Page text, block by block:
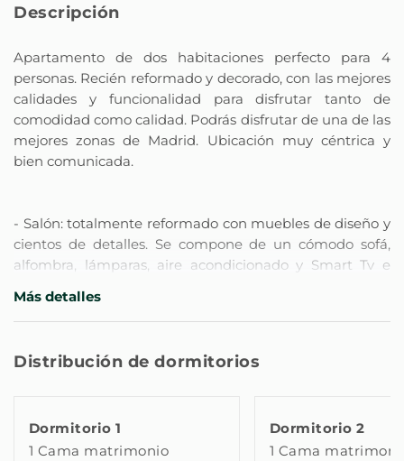
Descripción
Apartamento de dos habitaciones perfecto para 4
personas. Recién reformado y decorado, con las mejores
calidades y funcionalidad para disfrutar tanto de
comodidad como calidad. Podrás disfrutar de una de las
mejores zonas de Madrid. Ubicación muy céntrica y
bien comunicada.
- Salón: totalmente reformado con muebles de diseño y
cientos de detalles. Se compone de un cómodo sofá,
alfombra, lámparas, aire acondicionado y Smart Tv e
- Cocina: dispones de una cocina totalmente equipada
comida: microondas, cafetera, tostadora, tetera,
- Nº1 Dormitorio: Muy acogedor.
Más detalles
Distribución de dormitorios
Dormitorio 1
1 Cama matrimonio
Dormitorio 2
1 Cama